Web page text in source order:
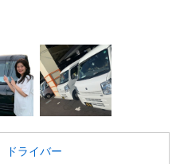
ドライバー